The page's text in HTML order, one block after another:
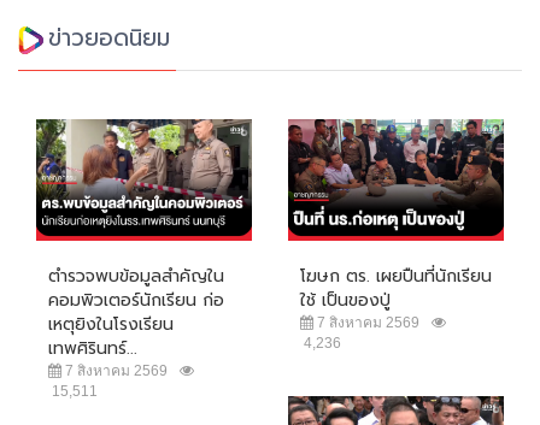
ข่าวยอดนิยม
ตำรวจพบข้อมูลสำคัญใน
คอมพิวเตอร์นักเรียน ก่อ
เหตุยิงในโรงเรียน
เทพศิรินทร์...
7 สิงหาคม 2569
15,511
โฆษก ตร. เผยปืนที่นักเรียน
ใช้ เป็นของปู่
7 สิงหาคม 2569
4,236